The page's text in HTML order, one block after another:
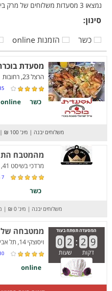
נמצאו 3 מסעדות משלוחים של מרק ביבנה
סינון:
כשר
הזמנות online
מסעדת
הרצל 23, רחובות
כשר online
משלוחים יבנה | מינ' 100 ₪ |
מהמטבח
מרדכי בשיסט 41, רחובות
7
כשר
משלוחים יבנה | מינ' 0 ₪ |
המסעדה תפתח בעוד
0 2 : 2 9
דקות שעות
ממטבחה של
ויסוצקי 14, תל אביב
online